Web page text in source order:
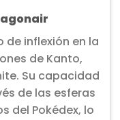
de inflexión en la
de Kanto,
Su capacidad
de las esferas
del Pokédex, lo